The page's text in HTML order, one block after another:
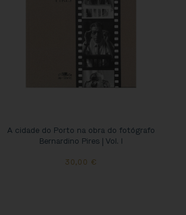
A cidade do Porto na obra do fotógrafo
Bernardino Pires | Vol. I
30,00 €